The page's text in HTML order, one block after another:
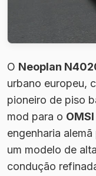
O Neoplan
urbano europeu,
pioneiro de piso
mod para o OMSI
engenharia
um modelo de
condução